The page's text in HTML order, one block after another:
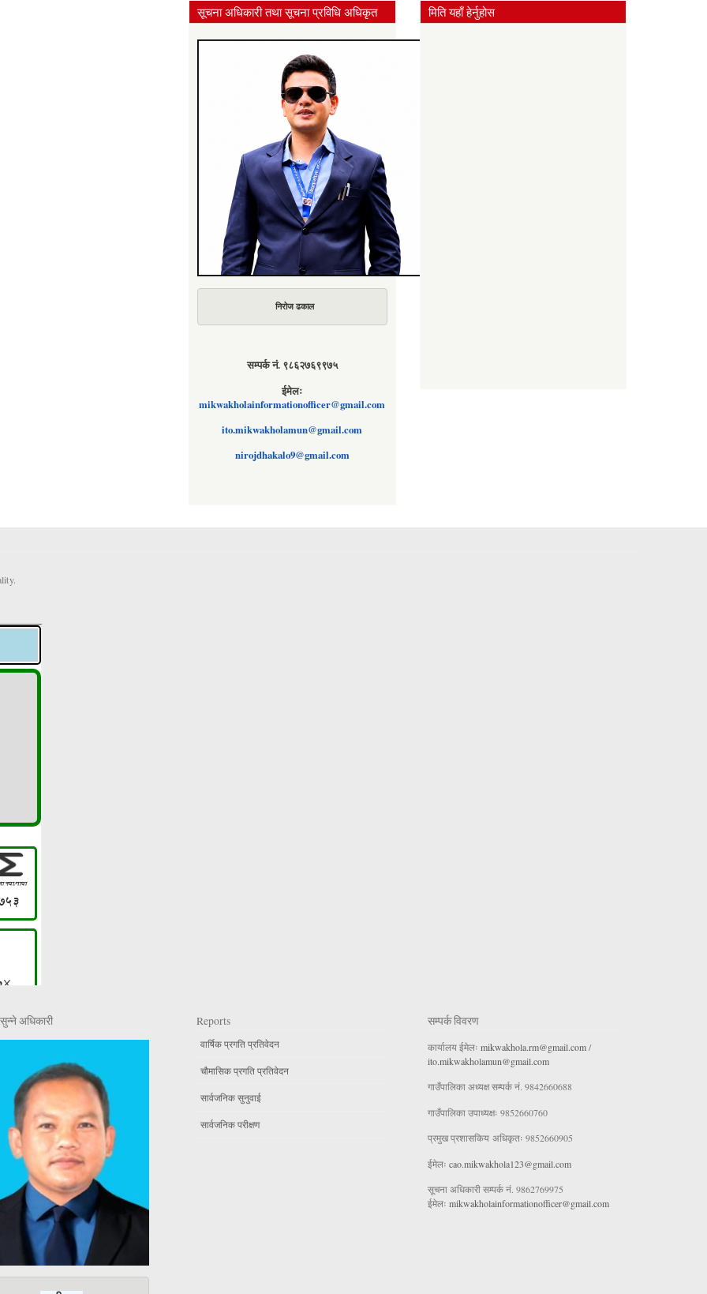
सूचना अधिकारी तथा सूचना प्रविधि अधिकृत
निरोज ढकाल
सम्पर्क नं. ९८६२७६९९७५
ईमेलः
mikwakholainformationofficer@gmail.com
ito.mikwakholamun@gmail.com
nirojdhakalo9@gmail.com
मिति यहाँ हेर्नुहोस
अधिकारी Reports
वार्षिक प्रगति प्रतिवेदन
चौमासिक प्रगति प्रतिवेदन
सार्वजनिक सुनुवाई
सार्वजनिक परीक्षण
सम्पर्क विवरण
कार्यालय ईमेलः mikwakhola.rm@gmail.com/
ito.mikwakholamun@gmail.com
गाउँपालिका अध्यक्ष सम्पर्क नं. 9842660688
गाउँपालिका उपाध्यक्षः 9852660760
प्रमुख प्रशासकिय अधिकृतः 9852660905
ईमेलः cao.mikwakhola123@gmail.com
सूचना अधिकारी सम्पर्क नं. 9862769975
ईमेलः mikwakholainformationofficer@gmail.com